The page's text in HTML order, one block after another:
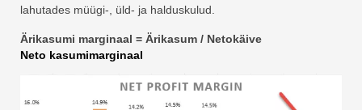
lahutades müügi-, üld- ja halduskulud.
Ärikasumi marginaal = Ärikasum / Netokäive
Neto kasumimarginaal